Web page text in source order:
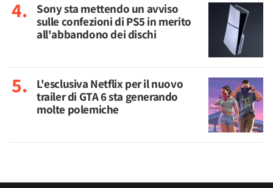
Sony sta mettendo un avviso
sulle confezioni di PS5 in merito
all'abbandono dei dischi
L'esclusiva Netflix per il nuovo
trailer di GTA 6 sta generando
molte polemiche